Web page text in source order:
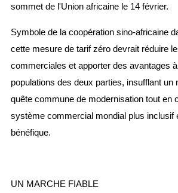
sommet de l'Union africaine le 14 février.
Symbole de la coopération sino-africaine
cette mesure de tarif zéro devrait réduire
commerciales et apporter des avantages
populations des deux parties, insufflant un
quête commune de modernisation tout en
système commercial mondial plus inclusif
bénéfique.
UN MARCHE FIABLE